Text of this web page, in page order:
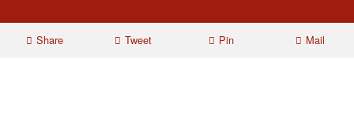
Share Tweet Pin Mail